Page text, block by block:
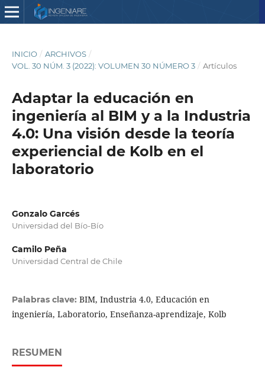
INICIO / ARCHIVOS /
VOL. 30 NÚM. 3 (2022): VOLUMEN 30 NÚMERO 3 / Artículos
Adaptar la educación en
ingeniería al BIM y a la Industria
4.0: Una visión desde la teoría
experiencial de Kolb en el
laboratorio
Gonzalo Garcés
Universidad del Bío-Bío
Camilo Peña
Universidad Central de Chile
Palabras clave: BIM, Industria 4.0, Educación en
ingeniería, Laboratorio, Enseñanza-aprendizaje, Kolb
RESUMEN